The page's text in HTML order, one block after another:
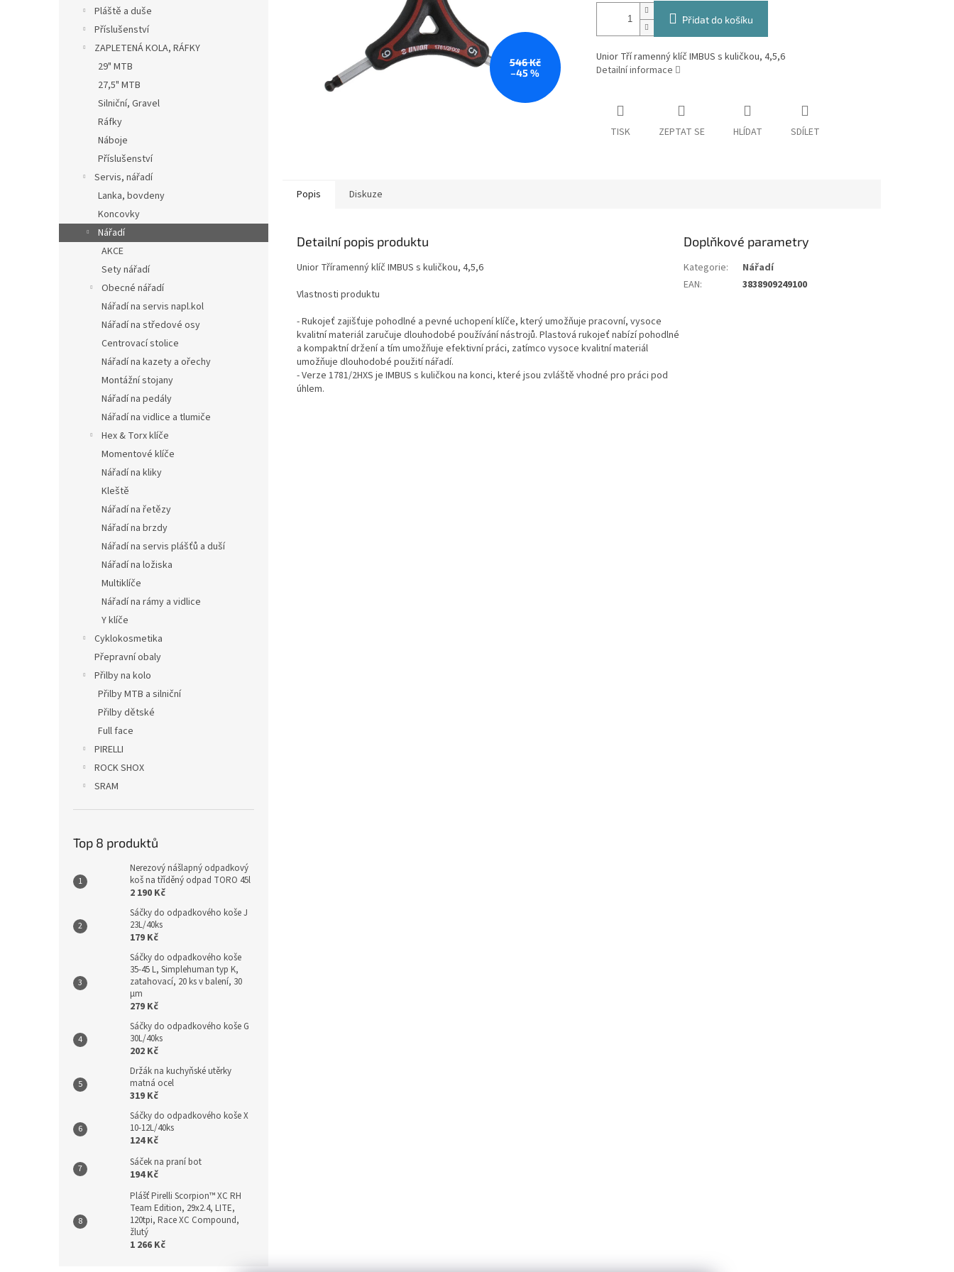
Pláště a duše
Příslušenství
ZAPLETENÁ KOLA, RÁFKY
29" MTB
27,5" MTB
Silniční, Gravel
Ráfky
Náboje
Příslušenství
Servis, nářadí
Lanka, bovdeny
Koncovky
Nářadí
AKCE
Sety nářadí
Obecné nářadí
Nářadí na servis napl.kol
Nářadí na středové osy
Centrovací stolice
Nářadí na kazety a ořechy
Montážní stojany
Nářadí na pedály
Nářadí na vidlice a tlumiče
Hex & Torx klíče
Momentové klíče
Nářadí na kliky
Kleště
Nářadí na řetězy
Nářadí na brzdy
Nářadí na servis plášťů a duší
Nářadí na ložiska
Multiklíče
Nářadí na rámy a vidlice
Y klíče
Cyklokosmetika
Přepravní obaly
Přilby na kolo
Přilby MTB a silniční
Přilby dětské
Full face
PIRELLI
ROCK SHOX
SRAM
Top 8 produktů
Nerezový nášlapný odpadkový
koš na tříděný odpad TORO 45l
2 190 Kč
Sáčky do odpadkového koše J
23L/40ks
179 Kč
Sáčky do odpadkového koše
35-45 L, Simplehuman typ K,
zatahovací, 20 ks v balení, 30
µm
279 Kč
Sáčky do odpadkového koše G
30L/40ks
202 Kč
Držák na kuchyňské utěrky
matná ocel
319 Kč
Sáčky do odpadkového koše X
10-12L/40ks
124 Kč
Sáček na praní bot
194 Kč
Plášť Pirelli Scorpion™ XC RH
Team Edition, 29x2.4, LITE,
120tpi, Race XC Compound,
žlutý
1 266 Kč
546 Kč
–45 %
Přidat do košíku
Unior Tří ramenný klíč IMBUS s kuličkou, 4,5,6
Detailní informace
TISK ZEPTAT SE HLÍDAT SDÍLET
Popis Diskuze
Detailní popis produktu
Unior Tříramenný klíč IMBUS s kuličkou, 4,5,6
Vlastnosti produktu
- Rukojeť zajišťuje pohodlné a pevné uchopení klíče, který umožňuje pracovní, vysoce
kvalitní materiál zaručuje dlouhodobé používání nástrojů. Plastová rukojeť nabízí pohodlné
a kompaktní držení a tím umožňuje efektivní práci, zatímco vysoce kvalitní materiál
umožňuje dlouhodobé použití nářadí.
- Verze 1781/2HXS je IMBUS s kuličkou na konci, které jsou zvláště vhodné pro práci pod
úhlem.
Doplňkové parametry
Kategorie:
Nářadí
EAN: 3838909249100